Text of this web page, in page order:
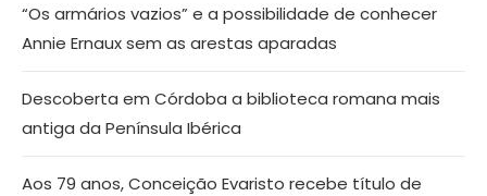
“Os armários vazios” e a possibilidade de conhecer
Annie Ernaux sem as arestas aparadas
Descoberta em Córdoba a biblioteca romana mais
antiga da Península Ibérica
Aos 79 anos, Conceição Evaristo recebe título de